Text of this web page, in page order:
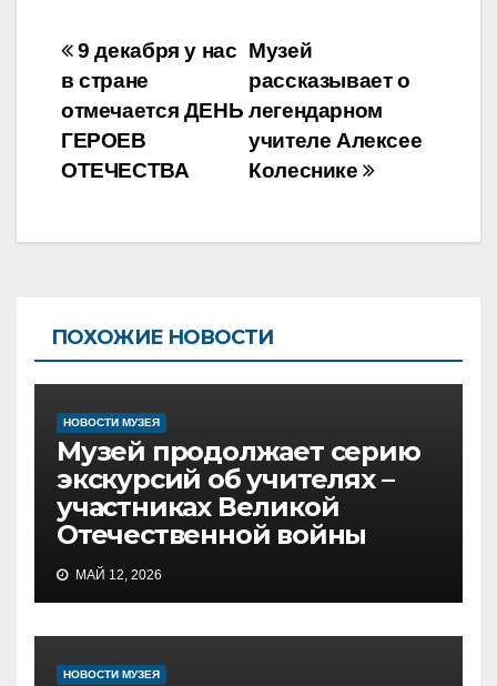
Навигация
по
записям
Музей
рассказывает о
легендарном
учителе Алексее
Колеснике
9 декабря у нас
в стране
отмечается ДЕНЬ
ГЕРОЕВ
ОТЕЧЕСТВА
ПОХОЖИЕ НОВОСТИ
НОВОСТИ МУЗЕЯ
Музей продолжает серию
экскурсий об учителях –
участниках Великой
Отечественной войны
МАЙ 12, 2026
НОВОСТИ МУЗЕЯ